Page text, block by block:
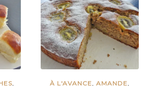
,
À L'AVANCE,AMANDE,